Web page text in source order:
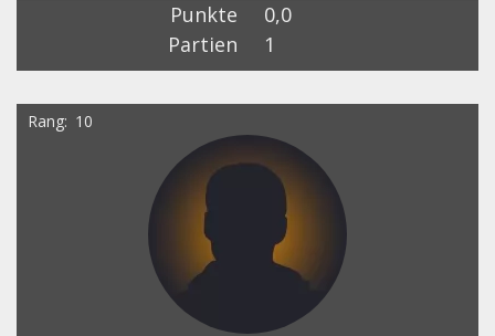
Punkte
0,0
Partien
1
Rang 10